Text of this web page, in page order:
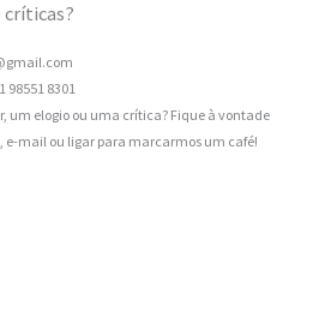
críticas?
98551 8301
um elogio ou uma crítica? Fique à vontade
e-mail ou ligar para marcarmos um café!